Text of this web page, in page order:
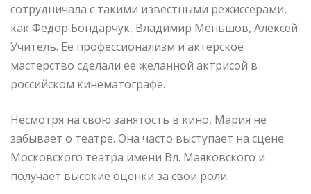
сотрудничала с такими известными режиссерами,
как Федор Бондарчук, Владимир Меньшов, Алексей
Учитель. Ее профессионализм и актерское
мастерство сделали ее желанной актрисой в
российском кинематографе.
Несмотря на свою занятость в кино, Мария не
забывает о театре. Она часто выступает на сцене
Московского театра имени Вл. Маяковского и
получает высокие оценки за свои роли.